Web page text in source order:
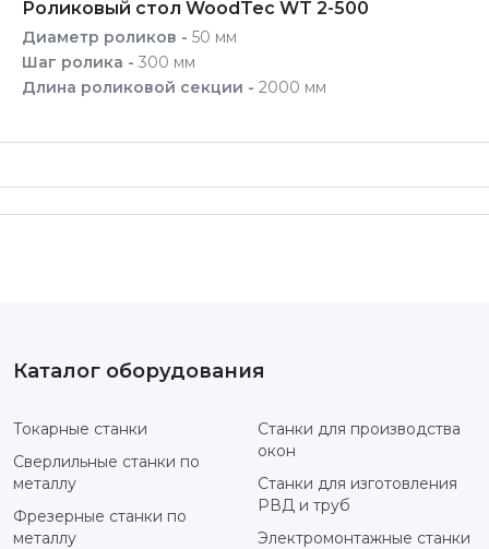
Роликовый стол WoodTec WT 2-500
Диаметр роликов - 50 мм
Шаг ролика - 300 мм
Длина роликовой секции - 2000 мм
Каталог оборудования
Токарные станки
Сверлильные станки по
металлу
Фрезерные станки по
металлу
Станки для производства
окон
Станки для изготовления
РВД и труб
Электромонтажные станки